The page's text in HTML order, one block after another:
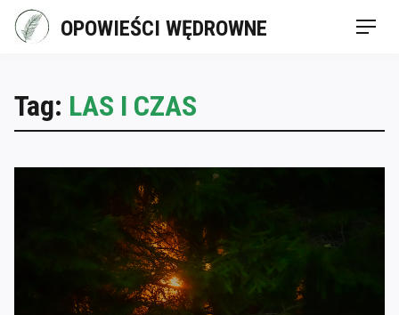
Skip
OPOWIEŚCI WĘDROWNE
Tag: LAS I CZAS